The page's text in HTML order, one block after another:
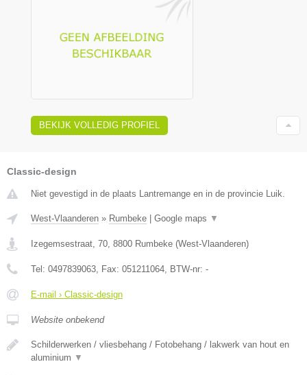
BEKIJK VOLLEDIG PROFIEL
Classic-design
Niet gevestigd in de plaats Lantremange en in de provincie Luik.
West-Vlaanderen » Rumbeke Google maps ▼
Izegemsestraat, 70, 8800 Rumbeke (West-Vlaanderen)
Tel: 0497839063, Fax: 051211064, BTW-nr: -
E-mail › Classic-design
Website onbekend
Schilderwerken / vliesbehang / Fotobehang / lakwerk van hout en
aluminium ▼